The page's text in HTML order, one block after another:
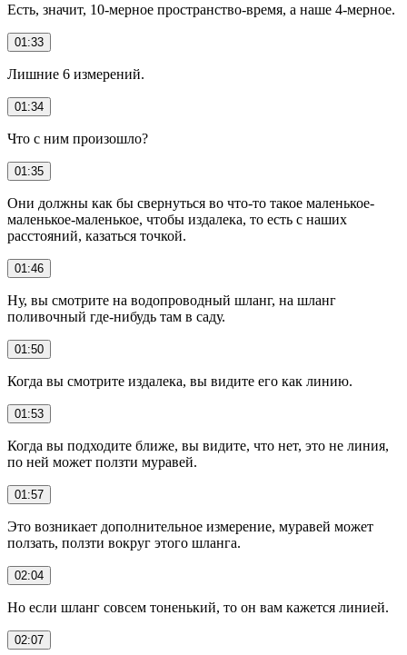
Есть, значит, 10-мерное пространство-время, а наше 4-мерное.
01:33
Лишние 6 измерений.
01:34
Что с ним произошло?
01:35
Они должны как бы свернуться во что-то такое маленькое-
маленькое-маленькое, чтобы издалека, то есть с наших
расстояний, казаться точкой.
01:46
Ну, вы смотрите на водопроводный шланг, на шланг
поливочный где-нибудь там в саду.
01:50
Когда вы смотрите издалека, вы видите его как линию.
01:53
Когда вы подходите ближе, вы видите, что нет, это не линия,
по ней может ползти муравей.
01:57
Это возникает дополнительное измерение, муравей может
ползать, ползти вокруг этого шланга.
02:04
Но если шланг совсем тоненький, то он вам кажется линией.
02:07